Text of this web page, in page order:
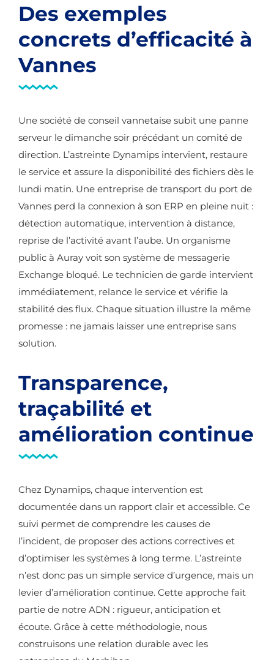
Des exemples
concrets d’efficacité à
Vannes
Une société de conseil vannetaise subit une panne
serveur le dimanche soir précédant un comité de
direction. L’astreinte Dynamips intervient, restaure
le service et assure la disponibilité des fichiers dès le
lundi matin. Une entreprise de transport du port de
Vannes perd la connexion à son ERP en pleine nuit :
détection automatique, intervention à distance,
reprise de l’activité avant l’aube. Un organisme
public à Auray voit son système de messagerie
Exchange bloqué. Le technicien de garde intervient
immédiatement, relance le service et vérifie la
stabilité des flux. Chaque situation illustre la même
promesse : ne jamais laisser une entreprise sans
solution.
Transparence,
traçabilité et
amélioration continue
Chez Dynamips, chaque intervention est
documentée dans un rapport clair et accessible. Ce
suivi permet de comprendre les causes de
l’incident, de proposer des actions correctives et
d’optimiser les systèmes à long terme. L’astreinte
n’est donc pas un simple service d’urgence, mais un
levier d’amélioration continue. Cette approche fait
partie de notre ADN : rigueur, anticipation et
écoute. Grâce à cette méthodologie, nous
construisons une relation durable avec les